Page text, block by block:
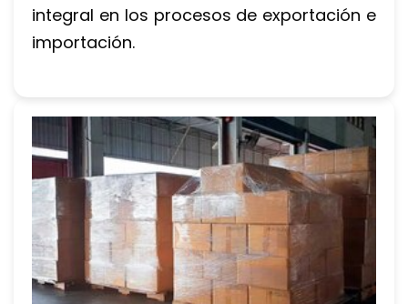
integral en los procesos de exportación e
importación.